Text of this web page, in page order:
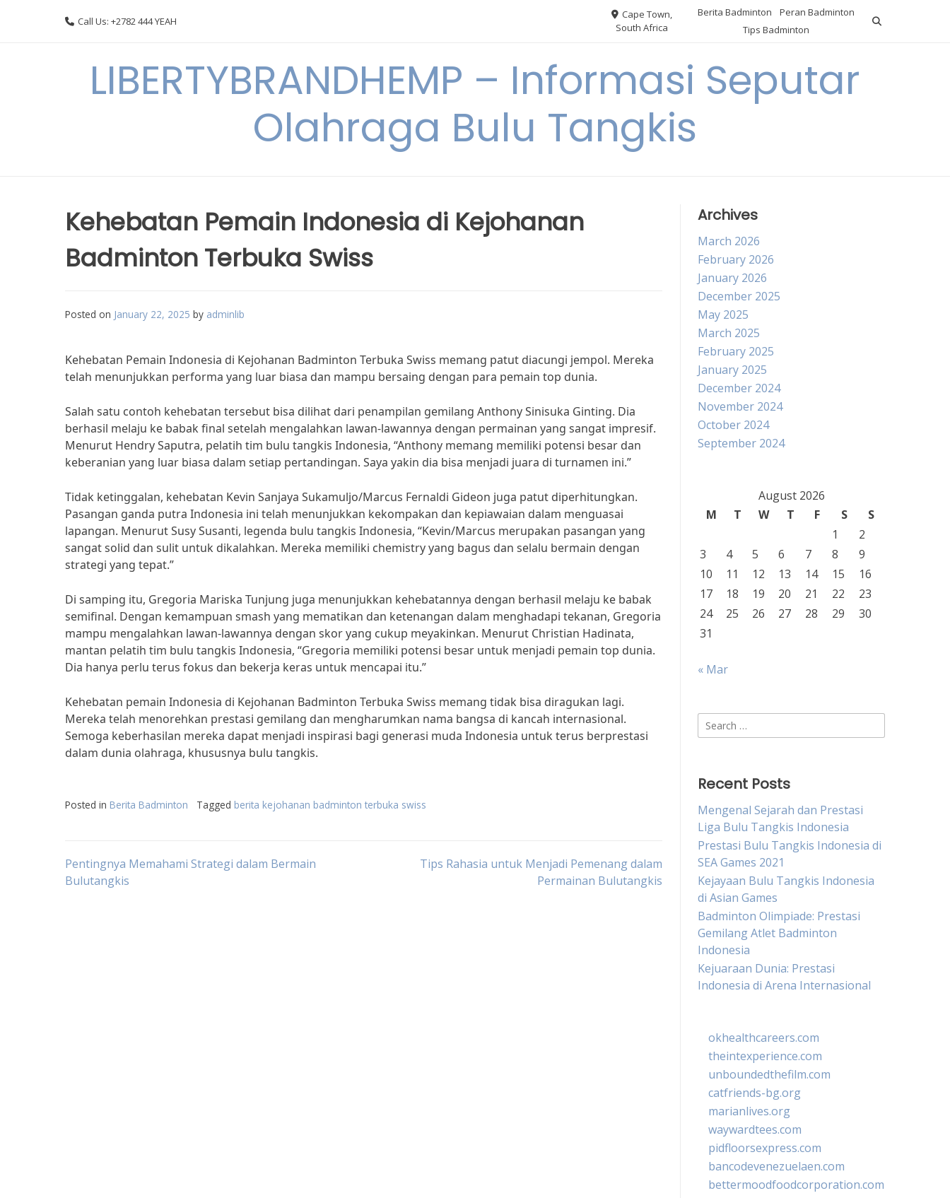
Call Us: +2782 444 YEAH
Cape Town,
South Africa
Berita Badminton
Peran Badminton
Tips Badminton
LIBERTYBRANDHEMP – Informasi Seputar
Olahraga Bulu Tangkis
Kehebatan Pemain Indonesia di Kejohanan
Badminton Terbuka Swiss
Posted on January 22, 2025 by adminlib
Kehebatan Pemain Indonesia di Kejohanan Badminton Terbuka Swiss memang patut diacungi jempol. Mereka
telah menunjukkan performa yang luar biasa dan mampu bersaing dengan para pemain top dunia.
Salah satu contoh kehebatan tersebut bisa dilihat dari penampilan gemilang Anthony Sinisuka Ginting. Dia
berhasil melaju ke babak final setelah mengalahkan lawan-lawannya dengan permainan yang sangat impresif.
Menurut Hendry Saputra, pelatih tim bulu tangkis Indonesia, “Anthony memang memiliki potensi besar dan
keberanian yang luar biasa dalam setiap pertandingan. Saya yakin dia bisa menjadi juara di turnamen ini.”
Tidak ketinggalan, kehebatan Kevin Sanjaya Sukamuljo/Marcus Fernaldi Gideon juga patut diperhitungkan.
Pasangan ganda putra Indonesia ini telah menunjukkan kekompakan dan kepiawaian dalam menguasai
lapangan. Menurut Susy Susanti, legenda bulu tangkis Indonesia, “Kevin/Marcus merupakan pasangan yang
sangat solid dan sulit untuk dikalahkan. Mereka memiliki chemistry yang bagus dan selalu bermain dengan
strategi yang tepat.”
Di samping itu, Gregoria Mariska Tunjung juga menunjukkan kehebatannya dengan berhasil melaju ke babak
semifinal. Dengan kemampuan smash yang mematikan dan ketenangan dalam menghadapi tekanan, Gregoria
mampu mengalahkan lawan-lawannya dengan skor yang cukup meyakinkan. Menurut Christian Hadinata,
mantan pelatih tim bulu tangkis Indonesia, “Gregoria memiliki potensi besar untuk menjadi pemain top dunia.
Dia hanya perlu terus fokus dan bekerja keras untuk mencapai itu.”
Kehebatan pemain Indonesia di Kejohanan Badminton Terbuka Swiss memang tidak bisa diragukan lagi.
Mereka telah menorehkan prestasi gemilang dan mengharumkan nama bangsa di kancah internasional.
Semoga keberhasilan mereka dapat menjadi inspirasi bagi generasi muda Indonesia untuk terus berprestasi
dalam dunia olahraga, khususnya bulu tangkis.
Posted in Berita Badminton Tagged berita kejohanan badminton terbuka swiss
Post
Pentingnya Memahami Strategi dalam Bermain
Bulutangkis
Tips Rahasia untuk Menjadi Pemenang dalam
Permainan Bulutangkis
Archives
March 2026
February 2026
January 2026
December 2025
May 2025
March 2025
February 2025
January 2025
December 2024
November 2024
October 2024
September 2024
August 2026
M
T W T F S
S
1
2
3
4 5 6 7 8
9
10
11 12 13 14 15
16
17
18 19 20 21 22
23
24
25 26 27 28 29
30
31
« Mar
Search
for:
Recent Posts
Mengenal Sejarah dan Prestasi
Liga Bulu Tangkis Indonesia
Prestasi Bulu Tangkis Indonesia di
SEA Games 2021
Kejayaan Bulu Tangkis Indonesia
di Asian Games
Badminton Olimpiade: Prestasi
Gemilang Atlet Badminton
Indonesia
Kejuaraan Dunia: Prestasi
Indonesia di Arena Internasional
okhealthcareers.com
theintexperience.com
unboundedthefilm.com
catfriends-bg.org
marianlives.org
waywardtees.com
pidfloorsexpress.com
bancodevenezuelaen.com
bettermoodfoodcorporation.com